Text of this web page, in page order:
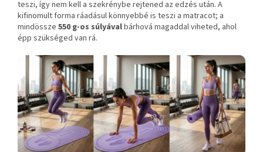
teszi, így nem kell a szekrénybe rejtened az edzés után. A
kifinomult forma ráadásul könnyebbé is teszi a matracot; a
mindössze 550 g-os súlyávalbárhová magaddal viheted, ahol
épp szükséged van rá.